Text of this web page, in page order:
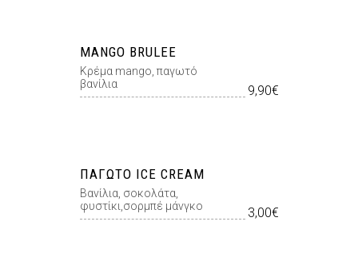
MANGO BRULEE
Κρέμα mango, παγωτό
βανίλια
9,90€
ΠΑΓΩΤΌ ICE CREAM
Βανίλια, σοκολάτα,
φυστίκι,σορμπέ µάνγκο
3,00€